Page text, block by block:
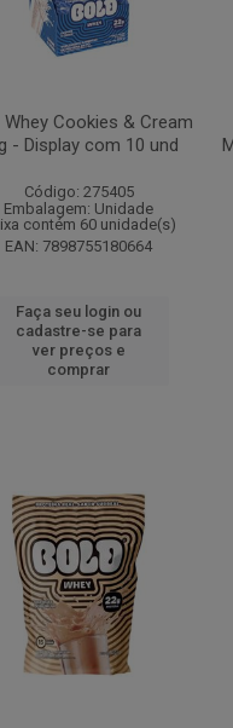
Whey Cookies & Cream
- Display com 10 und
Código: 275405
Embalagem: Unidade
contém 60 unidade(s)
EAN: 7898755180664
Faça seu login ou
cadastre-se para
ver preços e
comprar